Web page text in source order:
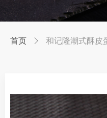
首页 ꁕ 和记隆潮式酥皮